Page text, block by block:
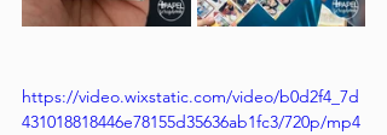
https://video.wixstatic.com/video/b0d2f4_7d
431018818446e78155d35636ab1fc3/720p/mp4